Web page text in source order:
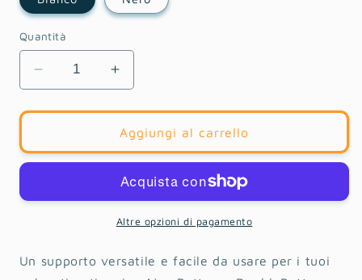
Quantità
Diminuisci
quantità
per
Button
/
DoubleButton
Aumenta
quantità
per
Holder
Button
/
DoubleButton
Aggiungi al carrello
Altre opzioni di pagamento
Un supporto versatile e facile da usare per i tuoi